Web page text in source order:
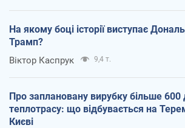
На якому боці історії виступає
Трамп?
Віктор Каспрук 9,4 т.
Про заплановану вирубку більше 600
теплотрасу: що відбувається на
Києві